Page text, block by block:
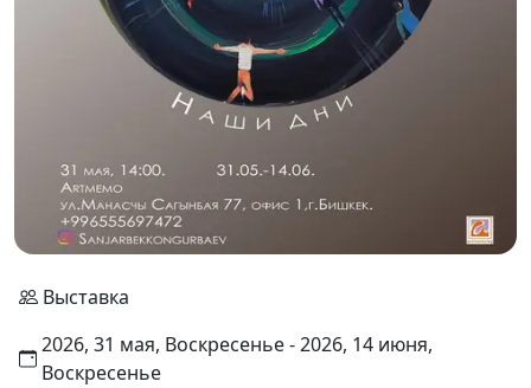
Выставка
2026, 31 мая, Воскресенье - 2026, 14 июня,
Воскресенье